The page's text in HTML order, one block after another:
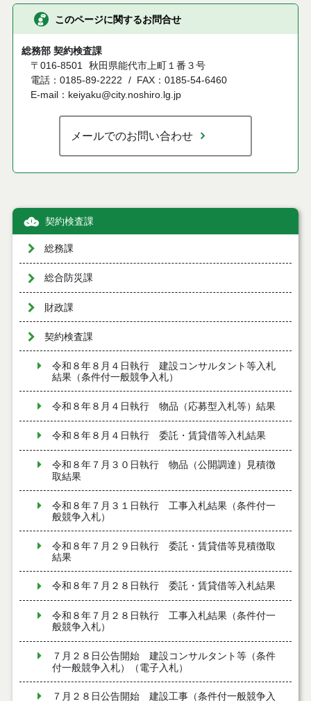
このページに関するお問合せ
総務部 契約検査課
〒016-8501 秋田県能代市上町１番３号
電話：0185-89-2222
FAX：0185-54-6460
E-mail：keiyaku@city.noshiro.lg.jp
メールでのお問い合わせ
契約検査課
総務課
総合防災課
財政課
契約検査課
令和８年８月４日執行 建設コンサルタント等入札
結果（条件付一般競争入札）
令和８年８月４日執行 物品（応募型入札等）結果
令和８年８月４日執行 委託・賃貸借等入札結果
令和８年７月３０日執行 物品（公開調達）見積徴
取結果
令和８年７月３１日執行 工事入札結果（条件付一
般競争入札）
令和８年７月２９日執行 委託・賃貸借等見積徴取
結果
令和８年７月２８日執行 委託・賃貸借等入札結果
令和８年７月２８日執行 工事入札結果（条件付一
般競争入札）
７月２８日公告開始 建設コンサルタント等（条件
付一般競争入札）（電子入札）
７月２８日公告開始 建設工事（条件付一般競争入